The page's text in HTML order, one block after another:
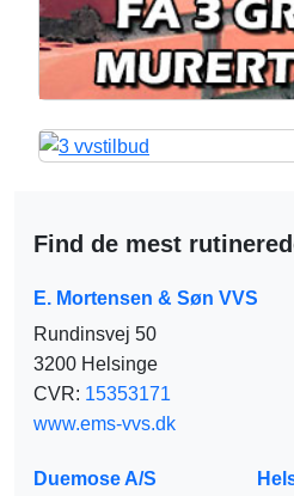
Find de mest
E. Mortensen & Søn VVS
Rundinsvej 50
3200 Helsinge
CVR: 15353171
www.ems-vvs.dk
Duemose A/S